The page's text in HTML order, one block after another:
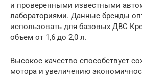
и проверенными известными
лабораториями. Данные бренды
использовать для базовых ДВС
объем от 1,6 до 2,0 л.
Высокое качество способствует
мотора и увеличению